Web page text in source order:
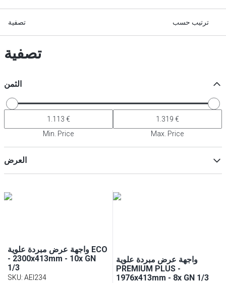
تصفية ترتيب حسب
تصفية
الثمن
Min. Price Max. Price
العرض
واجهة عرض مبردة علوية ECO
- 2300x413mm - 10x GN
1/3
SKU: AEI234
واجهة عرض مبردة علوية
PREMIUM PLUS -
1976x413mm - 8x GN 1/3